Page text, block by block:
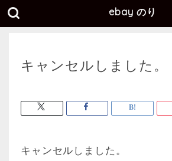
ebay のり
キャンセルしました。
キャンセルしました。